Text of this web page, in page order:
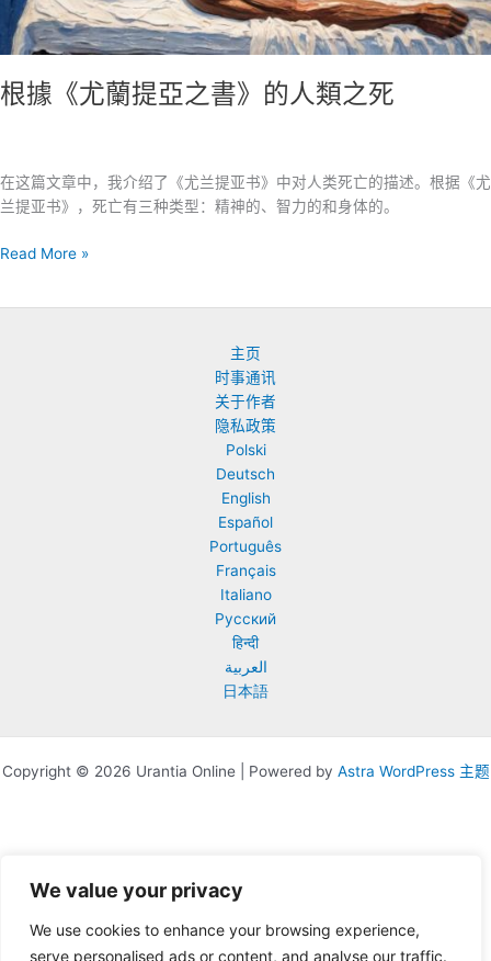
We value your privacy
We use cookies to enhance your browsing experience,
serve personalised ads or content, and analyse our traffic.
的
复
活
根據《尤蘭提亞之書》的人類之死
在这篇文章中，我介绍了《尤兰提亚书》中对人类死亡的描述。根据《尤
兰提亚书》，死亡有三种类型：精神的、智力的和身体的。
根
Read More »
主页
时事通讯
关于作者
隐私政策
Polski
Deutsch
English
Español
Português
Français
Italiano
Русский
हिन्दी
العربية
日本語
Copyright © 2026 Urantia Online | Powered by Astra WordPress 主题